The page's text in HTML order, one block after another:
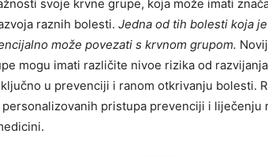
svoje krvne grupe, koja može imati
raznih bolesti. Jedna od tih bolesti koja
može povezati s krvnom grupom.
mogu imati različite nivoe rizika od
u prevenciji i ranom otkrivanju bolesti.
pristupa prevenciji i liječenju